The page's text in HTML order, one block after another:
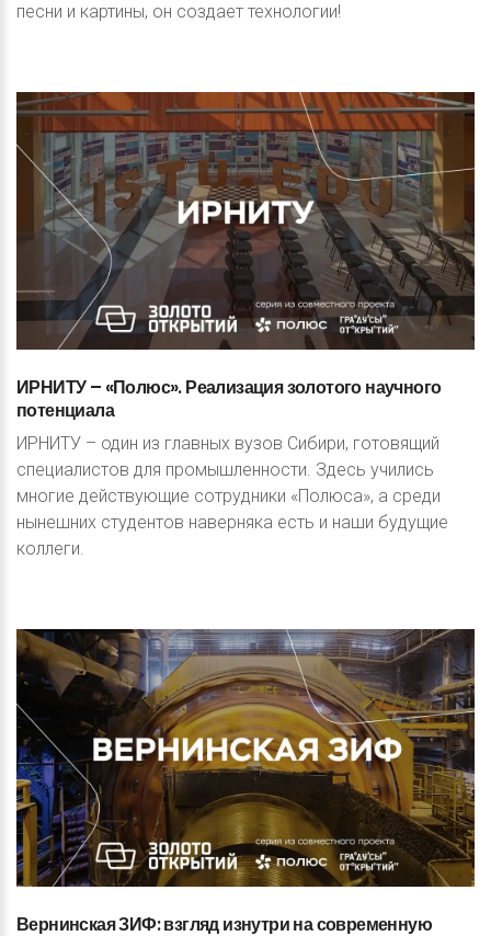
песни и картины, он создает технологии!
ИРНИТУ– «Полюс».Реализациязолотогонаучного
потенциала
ИРНИТУ – один из главных вузов Сибири, готовящий
специалистов для промышленности. Здесь учились
многие действующие сотрудники «Полюса», а среди
нынешних студентов наверняка есть и наши будущие
коллеги.
ВернинскаяЗИФ:взглядизнутринасовременную